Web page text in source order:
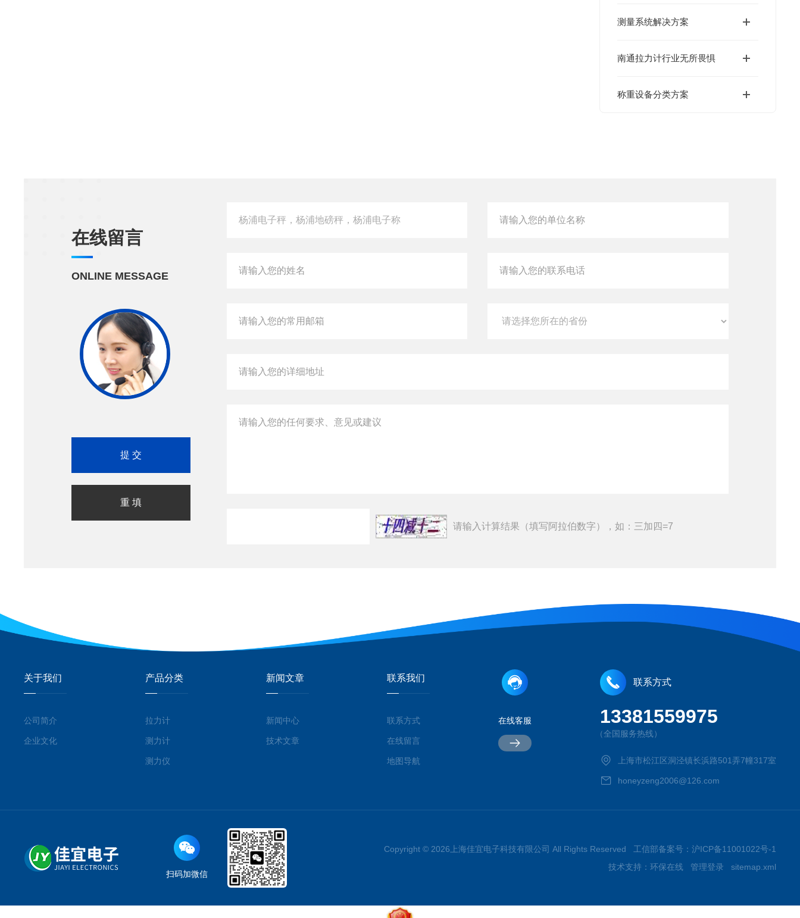
测量系统解决方案
南通拉力计行业无所畏惧
称重设备分类方案
在线留言
ONLINE MESSAGE
请输入计算结果（填写阿拉伯数字），如：三加四=7
关于我们
公司简介
企业文化
产品分类
拉力计
测力计
测力仪
新闻文章
新闻中心
技术文章
联系我们
联系方式
在线留言
地图导航
在线客服
联系方式
13381559975
（全国服务热线）
上海市松江区洞泾镇长浜路501弄7幢317室
honeyzeng2006@126.com
扫码加微信
Copyright © 2026上海佳宜电子科技有限公司 All Rights Reserved 工信部备案号： 沪ICP备11001022号-1
技术支持： 环保在线 管理登录 sitemap.xml